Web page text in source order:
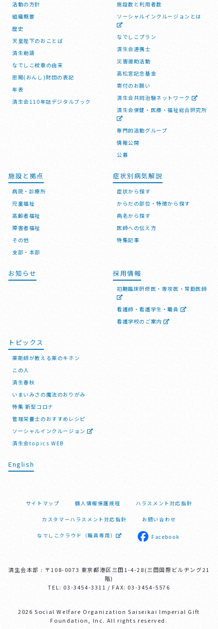
活動の方針
組織概要
歴史
天皇陛下のおことば
済生勅語
なでしこ紋章の由来
恩賜(おんし)財団の表記
年表
済生会110年誌デジタルブック
施設数と利用者数
ソーシャルインクルージョンとは
なでしこプラン
済生会連携士
災害援助活動
高松宮記念基金
寄付のお願い
済生会共同治験ネットワーク
済生会保健・医療・福祉総合研究所
専門的活動グループ
情報公開
公募
施設と拠点
病院・診療所
児童福祉
高齢者福祉
障害者福祉
その他
支部・本部
症状別病気解説
症状から探す
からだの部位・特徴から探す
病名から探す
医師への伝え方
特集記事
お知らせ 採用情報
初期臨床研修医・専攻医・常勤医師
看護師・看護学生・職員
看護学校のご案内
トピックス
薬剤師が教える薬のキホン
この人
済生春秋
いまいみさの魔法のおりがみ
特集 新型コロナ
管理栄養士のおすすめレシピ
ソーシャルインクルージョン
済生会topics WEB
English
サイトマップ 個人情報保護規程 ハラスメント対応指針
カスタマーハラスメント対応指針 お問い合わせ
なでしこクラウド（職員専用） Facebook
済生会本部 : 〒108-0073 東京都港区三田1-4-28(三田国際ビルヂング21
階)
TEL: 03-3454-3311 / FAX: 03-3454-5576
2026 Social Welfare Organization Saiseikai Imperial Gift
Foundation, Inc. All rights reserved.